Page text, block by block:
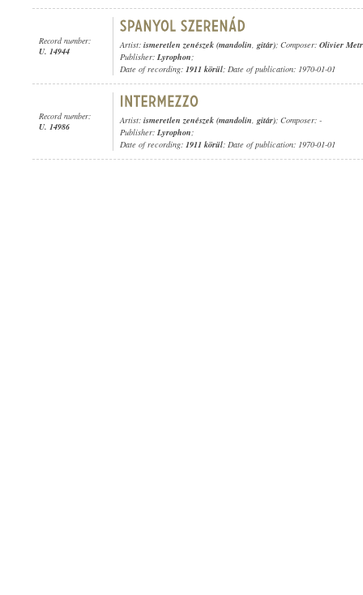
Record number:
U. 14944
Artist: ismeretlen zenészek (mandolin, gitár); Composer: Olivier
Publisher: Lyrophon;
Date of recording: 1911 körül; Date of publication: 1970-01-01
Record number:
U. 14986
Artist: ismeretlen zenészek (mandolin, gitár); Composer: -
Publisher: Lyrophon;
Date of recording: 1911 körül; Date of publication: 1970-01-01